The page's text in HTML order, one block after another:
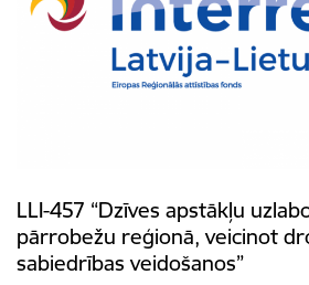
LLI-457 “Dzīves apstākļu
pārrobežu reģionā, veicinot
sabiedrības veidošanos”